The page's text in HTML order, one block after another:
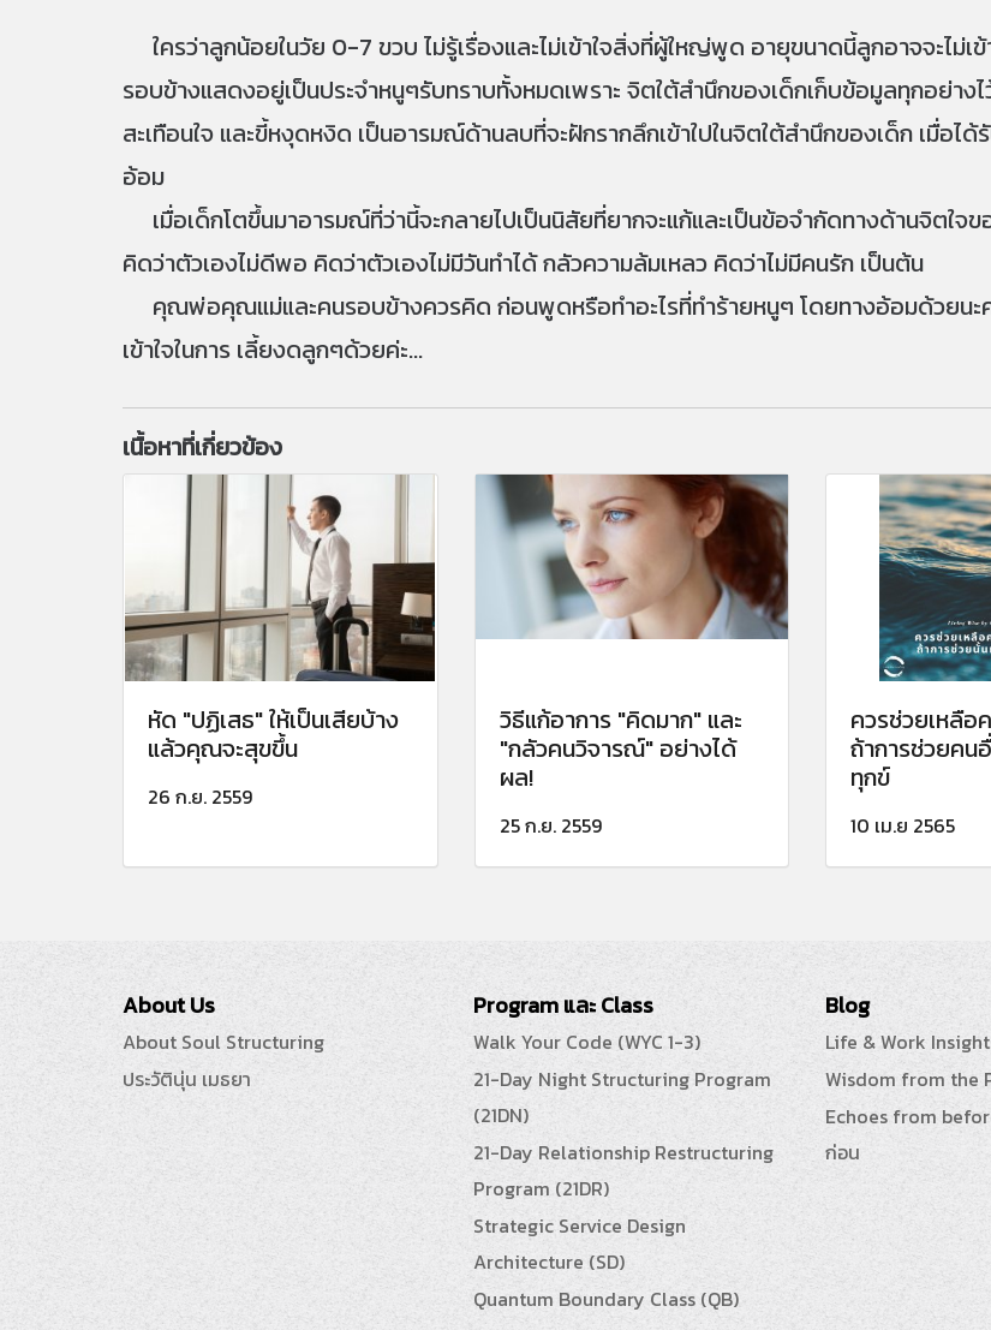
ใครว่าลูกน้อยในวัย 0-7 ขวบ ไม่รู้เรื่องและไม่เข้าใจสิ่งที่ผู้ใหญ่พูด อายุขนาดนี้ลูกอาจจะไ
รอบข้างแสดงอยู่เป็นประจำหนูๆรับทราบทั้งหมดเพราะ จิตใต้สำนึกของเด็กเก็บข้อมูลทุกอย่าง
สะเทือนใจ และขี้หงุดหงิด เป็นอารมณ์ด้านลบที่จะฝักรากลึกเข้าใปในจิตใต้สำนึกของเด็ก เมื่อไ
อ้อม
เมื่อเด็กโตขึ้นมาอารมณ์ที่ว่านี้จะกลายไปเป็นนิสัยที่ยากจะแก้และเป็นข้อจำกัดทางด้านจิตใจข
คิดว่าตัวเองไม่ดีพอ คิดว่าตัวเองไม่มีวันทำได้ กลัวความล้มเหลว คิดว่าไม่มีคนรัก เป็นต้น
คุณพ่อคุณแม่และคนรอบข้างควรคิด ก่อนพูดหรือทำอะไรที่ทำร้ายหนูๆ โดยทางอ้อมด้วยนะ
เข้าใจในการ เลี้ยงดลูกๆด้วยค่ะ...
เนื้อหาที่เกี่ยวข้อง
หัด "ปฏิเสธ" ให้เป็นเสียบ้าง
แล้วคุณจะสุขขึ้น
26 ก.ย. 2559
วิธีแก้อาการ "คิดมาก" และ
"กลัวคนวิจารณ์" อย่างได้
ผล!
25 ก.ย. 2559
ควรช่วยเหลือ
ถ้าการช่วยคน
ทุกข์
10 เม.ย 2565
About Us
About Soul Structuring
ประวัตินุ่น เมธยา
Program และ Class
Walk Your Code (WYC 1-3)
21-Day Night Structuring Program
(21DN)
21-Day Relationship Restructuring
Program (21DR)
Strategic Service Design
Architecture (SD)
Quantum Boundary Class (QB)
Blog
Life & Work
Wisdom from the
Echoes from
ก่อน